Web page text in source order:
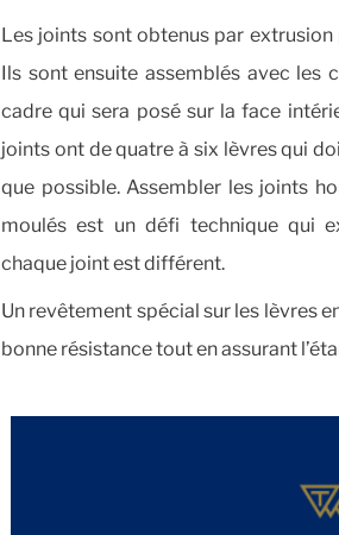
Les joints sont obtenus par
Ils sont ensuite assemblés avec les
cadre qui sera posé sur la face
joints ont de quatre à six lèvres qui
que possible. Assembler les joints
moulés est un défi technique qui
chaque joint est différent.
Un revêtement spécial sur les lèvres
bonne résistance tout en assurant